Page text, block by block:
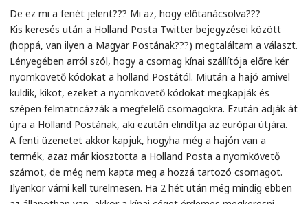
De ez mi a fenét jelent??? Mi az, hogy előtanácsolva???
Kis keresés után a Holland Posta Twitter bejegyzései között
(hoppá, van ilyen a Magyar Postának???) megtaláltam a választ.
Lényegében arról szól, hogy a csomag kínai szállítója előre kér
nyomkövető kódokat a holland Postától. Miután a hajó amivel
küldik, kiköt, ezeket a nyomkövető kódokat megkapják és
szépen felmatricázzák a megfelelő csomagokra. Ezután adják át
újra a Holland Postának, aki ezután elindítja az európai útjára.
A fenti üzenetet akkor kapjuk, hogyha még a hajón van a
termék, azaz már kiosztotta a Holland Posta a nyomkövető
számot, de még nem kapta meg a hozzá tartozó csomagot.
Ilyenkor várni kell türelmesen. Ha 2 hét után még mindig ebben